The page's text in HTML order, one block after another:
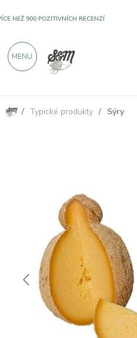
/ Typické produkty / Sýry
Caciocavallo zralý v jeskyni 400g
NEŽ 900 POZITIVNÍCH RECENZÍ
MENU